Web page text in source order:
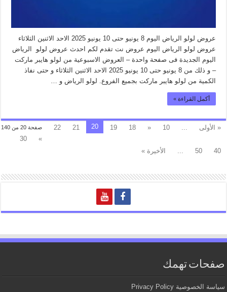
عروض لولو الرياض اليوم 8 يونيو حتى 10 يونيو 2025 الاحد الاثنين الثلاثاء
عروض لولو الرياض اليوم عروض نت تقدم لكم احدث عروض لولو الرياض
اليوم الجديدة فى صفحة واحدة – العروض الاسبوعية من لولو هايبر ماركت
– و ذلك من 8 يونيو حتى 10 يونيو 2025 الاحد الاثنين الثلاثاء و حتى نفاذ
الكمية من لولو هايبر ماركت بجميع الفروع. لولو الرياض و …
أكمل القراءة »
صفحة 20 من 140 « الأولى 10
«
18
19
20
21
22
»
30
40
50 الأخيرة »
صفحات تهمك
سياسة الخصوصية Privacy Policy